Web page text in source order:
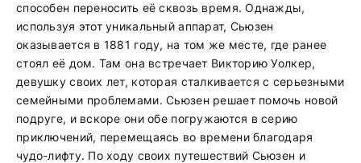
способен переносить её сквозь время. Однажды,
используя этот уникальный аппарат, Сьюзен
оказывается в 1881 году, на том же месте, где ранее
стоял её дом. Там она встречает Викторию Уолкер,
девушку своих лет, которая сталкивается с серьезными
семейными проблемами. Сьюзен решает помочь новой
подруге, и вскоре они обе погружаются в серию
приключений, перемещаясь во времени благодаря
чудо-лифту. По ходу своих путешествий Сьюзен и